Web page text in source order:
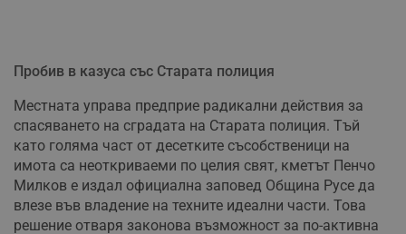
Пробив в казуса със Старата полиция
Местната управа предприе радикални действия за
спасяването на сградата на Старата полиция. Тъй
като голяма част от десетките съсобственици на
имота са неоткриваеми по целия свят, кметът Пенчо
Милков е издал официална заповед Община Русе да
влезе във владение на техните идеални части. Това
решение отваря законова възможност за по-активна